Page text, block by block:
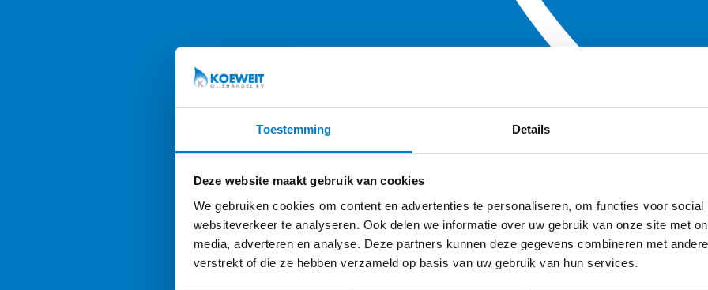
Toestemming Details
Deze website maakt gebruik van cookies
We gebruiken cookies om content en advertenties te personaliseren, om functies voor
websiteverkeer te analyseren. Ook delen we informatie over uw gebruik van onze site met
media, adverteren en analyse. Deze partners kunnen deze gegevens combineren met
verstrekt of die ze hebben verzameld op basis van uw gebruik van hun services.